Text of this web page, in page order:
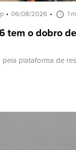
06/08/2026 1
tem o dobro
plataforma de